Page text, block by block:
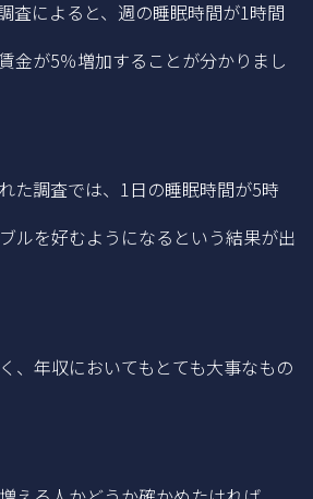
査によると、週の睡眠時間が1時間
金が5％増加することが分かりまし
た調査では、1日の睡眠時間が5時
ルを好むようになるという結果が出
、年収においてもとても大事なもの